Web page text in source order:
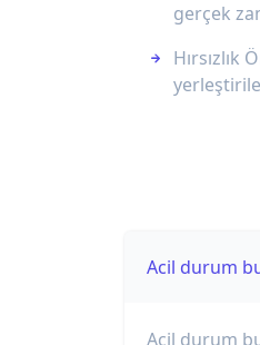
gerçek
Hırsızlık
Acil durum
Acil durum